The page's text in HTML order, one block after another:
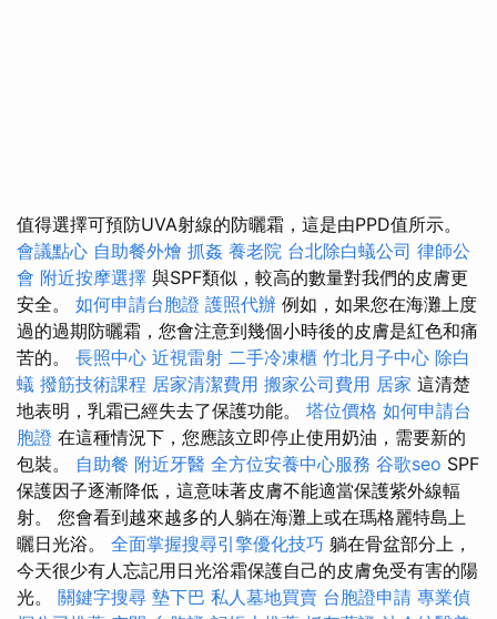
值得選擇可預防UVA射線的防曬霜，這是由PPD值所示。
會議點心 自助餐外燴 抓姦 養老院 台北除白蟻公司 律師公
會 附近按摩選擇 與SPF類似，較高的數量對我們的皮膚更
安全。 如何申請台胞證 護照代辦 例如，如果您在海灘上度
過的過期防曬霜，您會注意到幾個小時後的皮膚是紅色和痛
苦的。 長照中心 近視雷射 二手冷凍櫃 竹北月子中心 除白
蟻 撥筋技術課程 居家清潔費用 搬家公司費用 居家 這清楚
地表明，乳霜已經失去了保護功能。 塔位價格 如何申請台
胞證 在這種情況下，您應該立即停止使用奶油，需要新的
包裝。 自助餐 附近牙醫 全方位安養中心服務 谷歌seo SPF
保護因子逐漸降低，這意味著皮膚不能適當保護紫外線輻
射。 您會看到越來越多的人躺在海灘上或在瑪格麗特島上
曬日光浴。 全面掌握搜尋引擎優化技巧 躺在骨盆部分上，
今天很少有人忘記用日光浴霜保護自己的皮膚免受有害的陽
光。 關鍵字搜尋 墊下巴 私人墓地買賣 台胞證申請 專業偵